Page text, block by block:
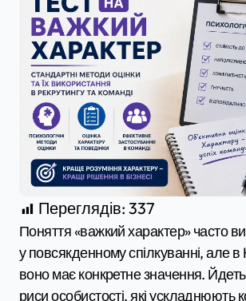
Переглядів: 337
Поняття «важкий характер» часто використовують
у повсякденному спілкуванні, але в
воно має конкретне значення.
риси особистості, які ускладнюють